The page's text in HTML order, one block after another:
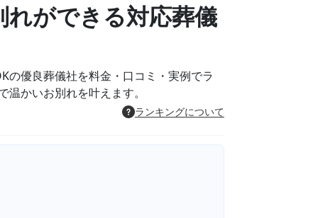
ができる対応葬儀
の優良葬儀社を料金・口コミ・実例でラ
かいお別れを叶えます。
ランキングについて